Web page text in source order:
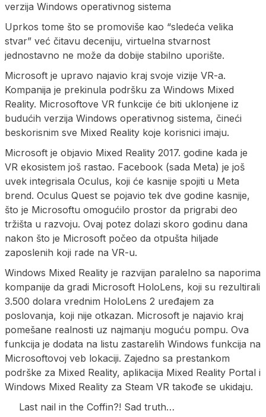
verzija Windows operativnog sistema
Uprkos tome što se promoviše kao “sledeća velika
stvar” već čitavu deceniju, virtuelna stvarnost
jednostavno ne može da dobije stabilno uporište.
Microsoft je upravo najavio kraj svoje vizije VR-a.
Kompanija je prekinula podršku za Windows Mixed
Reality. Microsoftove VR funkcije će biti uklonjene iz
budućih verzija Windows operativnog sistema, čineći
beskorisnim sve Mixed Reality koje korisnici imaju.
Microsoft je objavio Mixed Reality 2017. godine kada je
VR ekosistem još rastao. Facebook (sada Meta) je još
uvek integrisala Oculus, koji će kasnije spojiti u Meta
brend. Oculus Quest se pojavio tek dve godine kasnije,
što je Microsoftu omogućilo prostor da prigrabi deo
tržišta u razvoju. Ovaj potez dolazi skoro godinu dana
nakon što je Microsoft počeo da otpušta hiljade
zaposlenih koji rade na VR-u.
Windows Mixed Reality je razvijan paralelno sa naporima
kompanije da gradi Microsoft HoloLens, koji su rezultirali
3.500 dolara vrednim HoloLens 2 uređajem za
poslovanja, koji nije otkazan. Microsoft je najavio kraj
pomešane realnosti uz najmanju moguću pompu. Ova
funkcija je dodata na listu zastarelih Windows funkcija na
Microsoftovoj veb lokaciji. Zajedno sa prestankom
podrške za Mixed Reality, aplikacija Mixed Reality Portal i
Windows Mixed Reality za Steam VR takođe se ukidaju.
Last nail in the Coffin?! Sad truth…